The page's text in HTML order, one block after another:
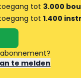
tot 3.000
tot 1.400
te melden